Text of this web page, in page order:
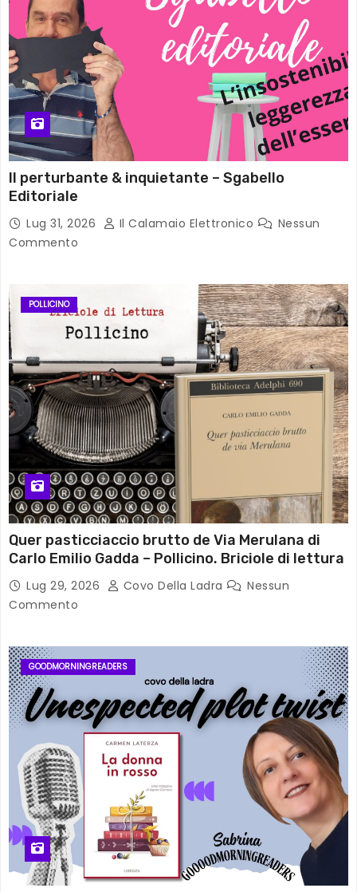
Il perturbante & inquietante – Sgabello
Editoriale
Lug 31, 2026 Il Calamaio Elettronico
Nessun
Commento
POLLICINO
Quer pasticciaccio brutto de Via Merulana di
Carlo Emilio Gadda – Pollicino. Briciole di lettura
Lug 29, 2026 Covo Della Ladra
Nessun
Commento
GOODMORNINGREADERS